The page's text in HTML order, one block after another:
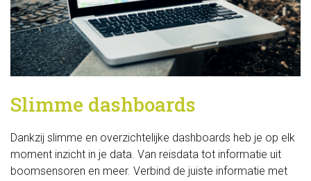
Slimme dashboards
Dankzij slimme en overzichtelijke dashboards heb je op elk
moment inzicht in je data. Van reisdata tot informatie uit
boomsensoren en meer. Verbind de juiste informatie met